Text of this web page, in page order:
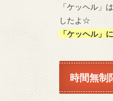
「ケッヘル」
したよ☆
「ケッヘル」
時間無制